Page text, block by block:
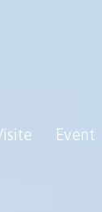
Event